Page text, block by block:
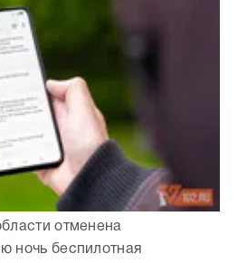
отменена
ночь беспилотная